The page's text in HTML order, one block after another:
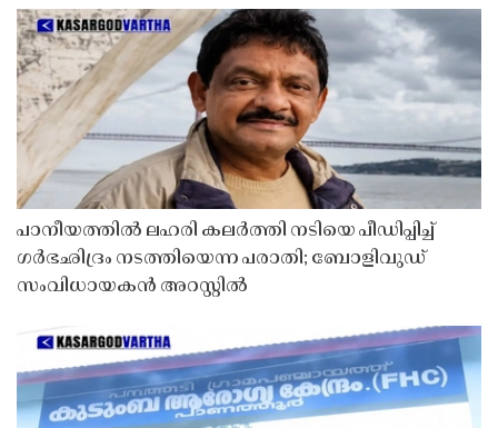
പാനീയത്തിൽ ലഹരി കലർത്തി നടിയെ പീഡിപ്പിച്ച്
ഗർഭഛിദ്രം നടത്തിയെന്ന പരാതി; ബോളിവുഡ്
സംവിധായകൻ അറസ്റ്റിൽ